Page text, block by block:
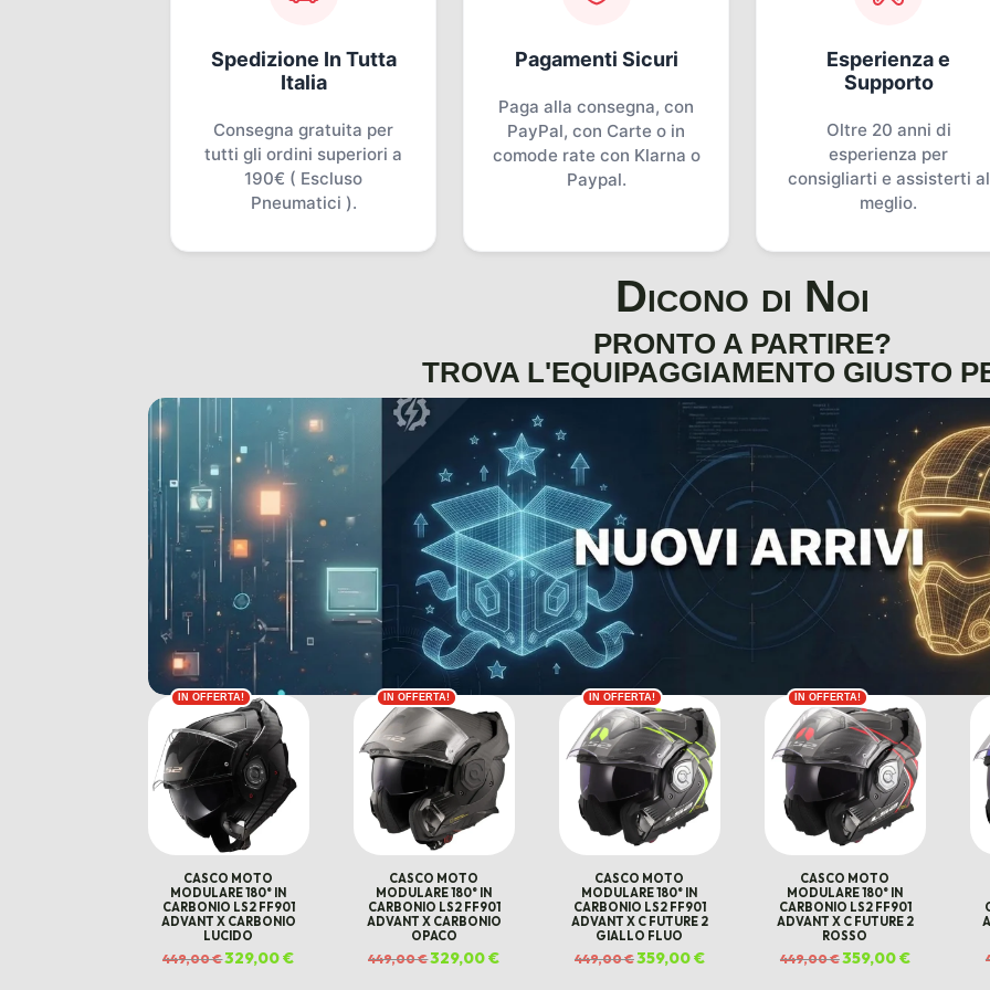
Spedizione In Tutta
Italia
Consegna gratuita per
tutti gli ordini superiori a
190€ ( Escluso
Pneumatici ).
Pagamenti Sicuri
Paga alla consegna, con
PayPal, con Carte o in
comode rate con Klarna o
Paypal.
Esperienza e
Supporto
Oltre 20 anni di
esperienza per
consigliarti e assisterti al
meglio.
Dicono di Noi
PRONTO A PARTIRE?
TROVA L'EQUIPAGGIAMENTO GIUSTO
IN OFFERTA!
CASCO MOTO
MODULARE 180° IN
CARBONIO LS2 FF901
ADVANT X CARBONIO
LUCIDO
449,00€Il
329,00€Il
IN OFFERTA!
CASCO MOTO
MODULARE 180° IN
CARBONIO LS2 FF901
ADVANT X CARBONIO
OPACO
449,00€Il
329,00€Il
IN OFFERTA!
CASCO MOTO
MODULARE 180° IN
CARBONIO LS2 FF901
ADVANT X C FUTURE 2
GIALLO FLUO
449,00€ Il
359,00€Il
IN OFFERTA!
CASCO MOTO
MODULARE 180° IN
CARBONIO LS2 FF901
ADVANT X C FUTURE 2
ROSSO
449,00€ Il
359,00€Il